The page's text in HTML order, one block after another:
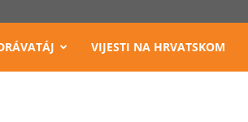
VIJESTI NA HRVATSKOM